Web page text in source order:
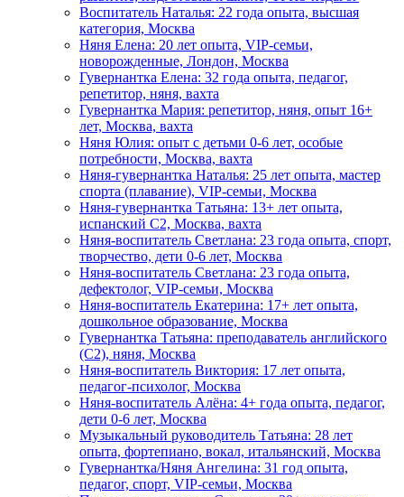
Воспитатель Наталья: 22 года опыта, высшая
категория, Москва
Няня Елена: 20 лет опыта, VIP-семьи,
новорожденные, Лондон, Москва
Гувернантка Елена: 32 года опыта, педагог,
репетитор, няня, вахта
Гувернантка Мария: репетитор, няня, опыт 16+
лет, Москва, вахта
Няня Юлия: опыт с детьми 0-6 лет, особые
потребности, Москва, вахта
Няня-гувернантка Наталья: 25 лет опыта, мастер
спорта (плавание), VIP-семьи, Москва
Няня-гувернантка Татьяна: 13+ лет опыта,
испанский C2, Москва, вахта
Няня-воспитатель Светлана: 23 года опыта, спорт,
творчество, дети 0-6 лет, Москва
Няня-воспитатель Светлана: 23 года опыта,
дефектолог, VIP-семьи, Москва
Няня-воспитатель Екатерина: 17+ лет опыта,
дошкольное образование, Москва
Гувернантка Татьяна: преподаватель английского
(C2), няня, Москва
Няня-воспитатель Виктория: 17 лет опыта,
педагог-психолог, Москва
Няня-воспитатель Алёна: 4+ года опыта, педагог,
дети 0-6 лет, Москва
Музыкальный руководитель Татьяна: 28 лет
опыта, фортепиано, вокал, итальянский, Москва
Гувернантка/Няня Ангелина: 31 год опыта,
педагог, спорт, VIP-семьи, Москва